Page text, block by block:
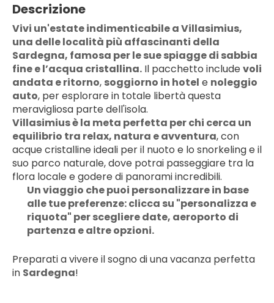
Descrizione
Vivi un'estate indimenticabile a Villasimius,
una delle località più affascinanti della
Sardegna, famosa per le sue spiagge di sabbia
fine e l’acqua cristallina. Il pacchetto include voli
andata e ritorno, soggiorno in hotel e noleggio
auto, per esplorare in totale libertà questa
meravigliosa parte dell'isola.
Villasimius è la meta perfetta per chi cerca un
equilibrio tra relax, natura e avventura, con
acque cristalline ideali per il nuoto e lo snorkeling e il
suo parco naturale, dove potrai passeggiare tra la
flora locale e godere di panorami incredibili.
Un viaggio che puoi personalizzare in base
alle tue preferenze: clicca su "personalizza e
riquota" per scegliere date, aeroporto di
partenza e altre opzioni.
Preparati a vivere il sogno di una vacanza perfetta
in Sardegna!